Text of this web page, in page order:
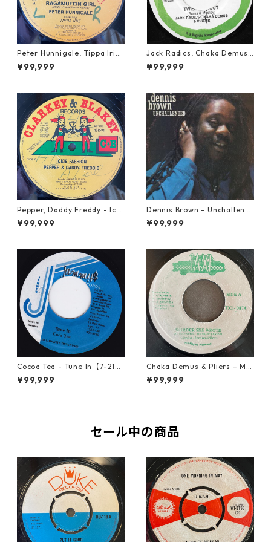
Peter Hunnigale, Tippa Irie
- Raggamuffin Girl【12-50
045】
¥99,999
Jack Radics, Chaka Demus
& Pliers - Twist And Shout
【7-21830】
¥99,999
Pepper, Daddy Freddy - Icki
e Fashion【12-50044】
¥99,999
Dennis Brown - Unchalleng
ed【LP-70046】
¥99,999
Cocoa Tea - Tune In【7-2187
2】
¥99,999
Chaka Demus & Pliers – Mu
rder She Wrote【7-21777】
¥99,999
セール中の商品